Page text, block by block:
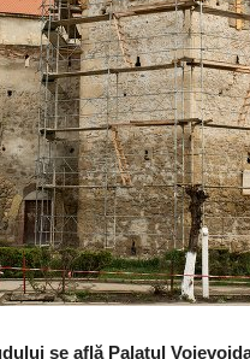
se află Palatul